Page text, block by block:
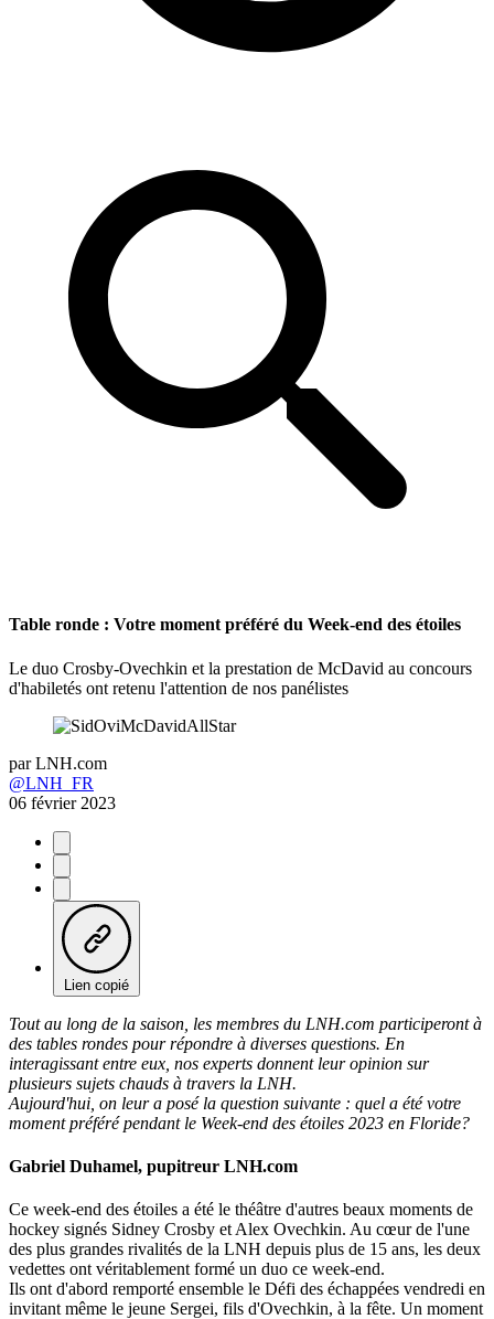
Table ronde : Votre moment préféré du Week-end des étoiles
Le duo Crosby-Ovechkin et la prestation de McDavid au concours
d'habiletés ont retenu l'attention de nos panélistes
par LNH.com
@LNH_FR
06 février 2023
Lien copié
Tout au long de la saison, les membres du LNH.com participeront à
des tables rondes pour répondre à diverses questions. En
interagissant entre eux, nos experts donnent leur opinion sur
plusieurs sujets chauds à travers la LNH.
Aujourd'hui, on leur a posé la question suivante : quel a été votre
moment préféré pendant le Week-end des étoiles 2023 en Floride?
Gabriel Duhamel, pupitreur LNH.com
Ce week-end des étoiles a été le théâtre d'autres beaux moments de
hockey signés Sidney Crosby et Alex Ovechkin. Au cœur de l'une
des plus grandes rivalités de la LNH depuis plus de 15 ans, les deux
vedettes ont véritablement formé un duo ce week-end.
Ils ont d'abord remporté ensemble le Défi des échappées vendredi en
invitant même le jeune Sergei, fils d'Ovechkin, à la fête. Un moment